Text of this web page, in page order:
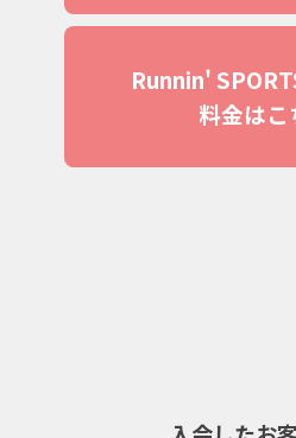
Runnin'
料金はこ